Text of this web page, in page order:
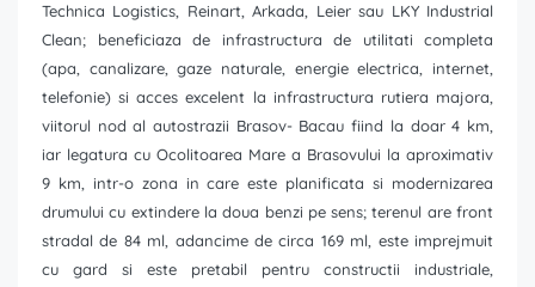
Technica Logistics, Reinart, Arkada, Leier sau LKY Industrial
Clean; beneficiaza de infrastructura de utilitati completa
(apa, canalizare, gaze naturale, energie electrica, internet,
telefonie) si acces excelent la infrastructura rutiera majora,
viitorul nod al autostrazii Brasov- Bacau fiind la doar 4 km,
iar legatura cu Ocolitoarea Mare a Brasovului la aproximativ
9 km, intr-o zona in care este planificata si modernizarea
drumului cu extindere la doua benzi pe sens; terenul are front
stradal de 84 ml, adancime de circa 169 ml, este imprejmuit
cu gard si este pretabil pentru constructii industriale,